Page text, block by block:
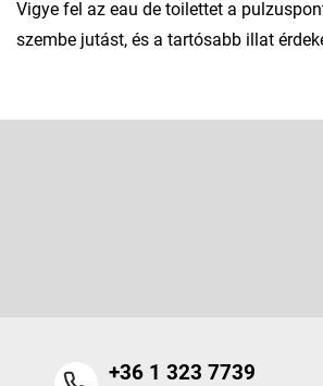
Vigye fel az eau de toilettet a
szembe jutást, és a tartósabb illat
+36 1 323 7739